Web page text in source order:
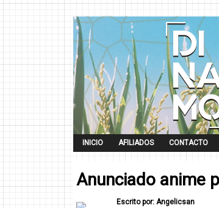
INICIO AFILIADOS CONTACTO
Anunciado anime
Escrito por: Angelicsan